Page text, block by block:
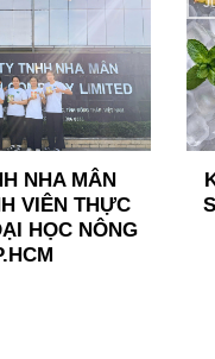
NHA MÂN
VIÊN THỰC
HỌC NÔNG